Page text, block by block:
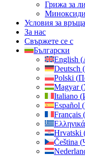
Грижа за
Условия за
За нас
Свържете се с
Български
English (
Deutsch (
Polski (
Magyar(
Italiano (
Español (
Français (
Ελληνικά
Hrvatski
Čeština (